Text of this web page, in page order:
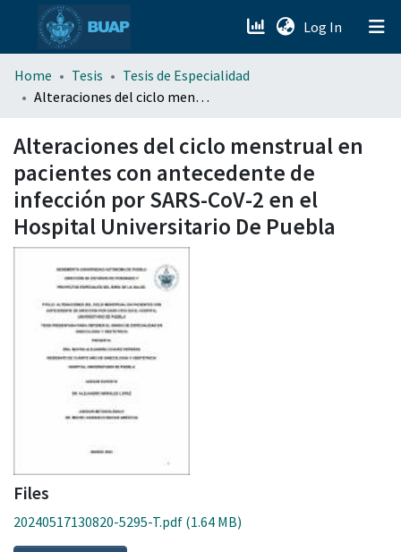
Log In (current)
menu.section.about_menu
Home Tesis
Tesis de Especialidad
Alteraciones del ciclo menstrual en pacientes con antecedente de infección por SARS-CoV-2 en el Hospital Universitario De Puebla
Alteraciones del ciclo menstrual en
pacientes con antecedente de
infección por SARS-CoV-2 en el
Hospital Universitario De Puebla
Files
20240517130820-5295-T.pdf (1.64 MB)